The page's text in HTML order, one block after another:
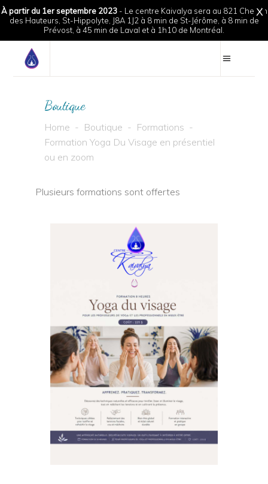
X
À partir du 1er septembre 2023- Le centre Kaivalya sera au 821 Chemin
des Hauteurs, St-Hippolyte, J8A 1J2 à 8 min de St-Jérôme, à 8 min de
Prévost, à 45 min de Laval et à 1h10 de Montréal.
Boutique
Home - Boutique - Formations -
Formation Yoga Du Visage en présentiel
ou en zoom
Plusieurs formations sont offertes